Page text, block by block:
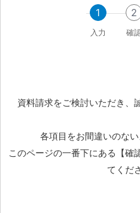
1
入力
2
確
資料請求をご検討いただき、
各項目をお間違いのない
このページの一番下にある【確
てくだ